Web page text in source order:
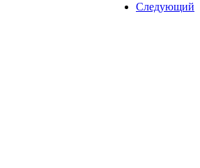
Следующий